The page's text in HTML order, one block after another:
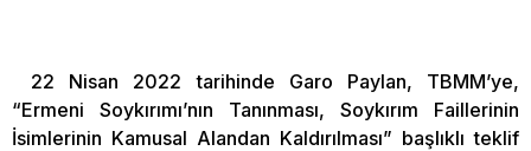
22 Nisan 2022 tarihinde Garo Paylan, TBMM’ye,
“Ermeni Soykırımı’nın Tanınması, Soykırım Faillerinin
İsimlerinin Kamusal Alandan Kaldırılması” başlıklı teklif